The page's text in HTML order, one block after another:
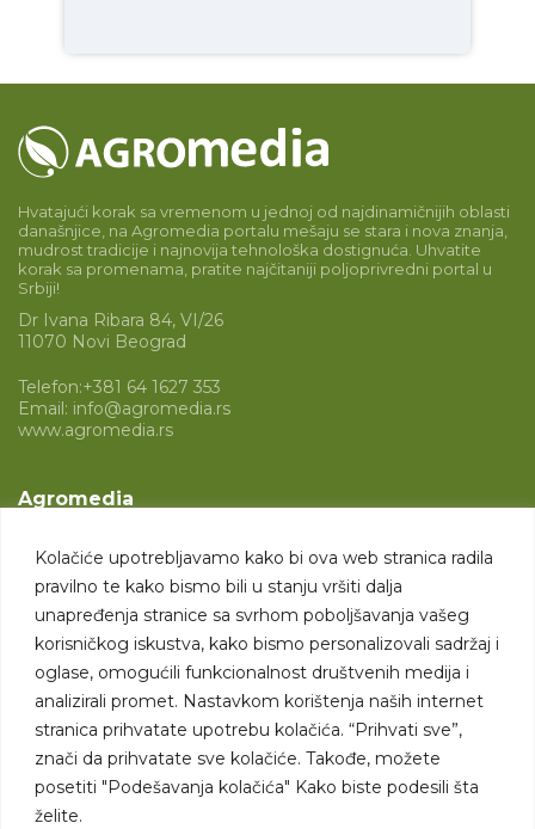
Kolačiće upotrebljavamo kako bi ova web stranica radila
pravilno te kako bismo bili u stanju vršiti dalja
unapređenja stranice sa svrhom poboljšavanja vašeg
korisničkog iskustva, kako bismo personalizovali sadržaj i
oglase, omogućili funkcionalnost društvenih medija i
analizirali promet. Nastavkom korištenja naših internet
stranica prihvatate upotrebu kolačića. “Prihvati sve”,
znači da prihvatate sve kolačiće. Takođe, možete
posetiti "Podešavanja kolačića" Kako biste podesili šta
želite.
Hvatajući korak sa vremenom u jednoj od najdinamičnijih oblasti
današnjice, na Agromedia portalu mešaju se stara i nova znanja,
mudrost tradicije i najnovija tehnološka dostignuća. Uhvatite
korak sa promenama, pratite najčitaniji poljoprivredni portal u
Srbiji!
Dr Ivana Ribara 84, VI/26
11070 Novi Beograd
Telefon:+381 64 1627 353
Email: info@agromedia.rs
www.agromedia.rs
Agromedia
Svet poljoprivrede
Marketing usluge
Tražimo saradnike
Kontakt
Kontakt